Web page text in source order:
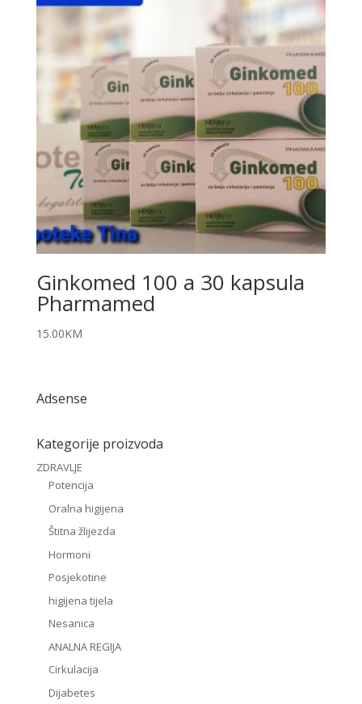
Ginkomed 100 a 30 kapsula
Pharmamed
15.00KM
Adsense
Kategorije proizvoda
ZDRAVLJE
Potencija
Oralna higijena
Štitna žlijezda
Hormoni
Posjekotine
higijena tijela
Nesanica
ANALNA REGIJA
Cirkulacija
Dijabetes